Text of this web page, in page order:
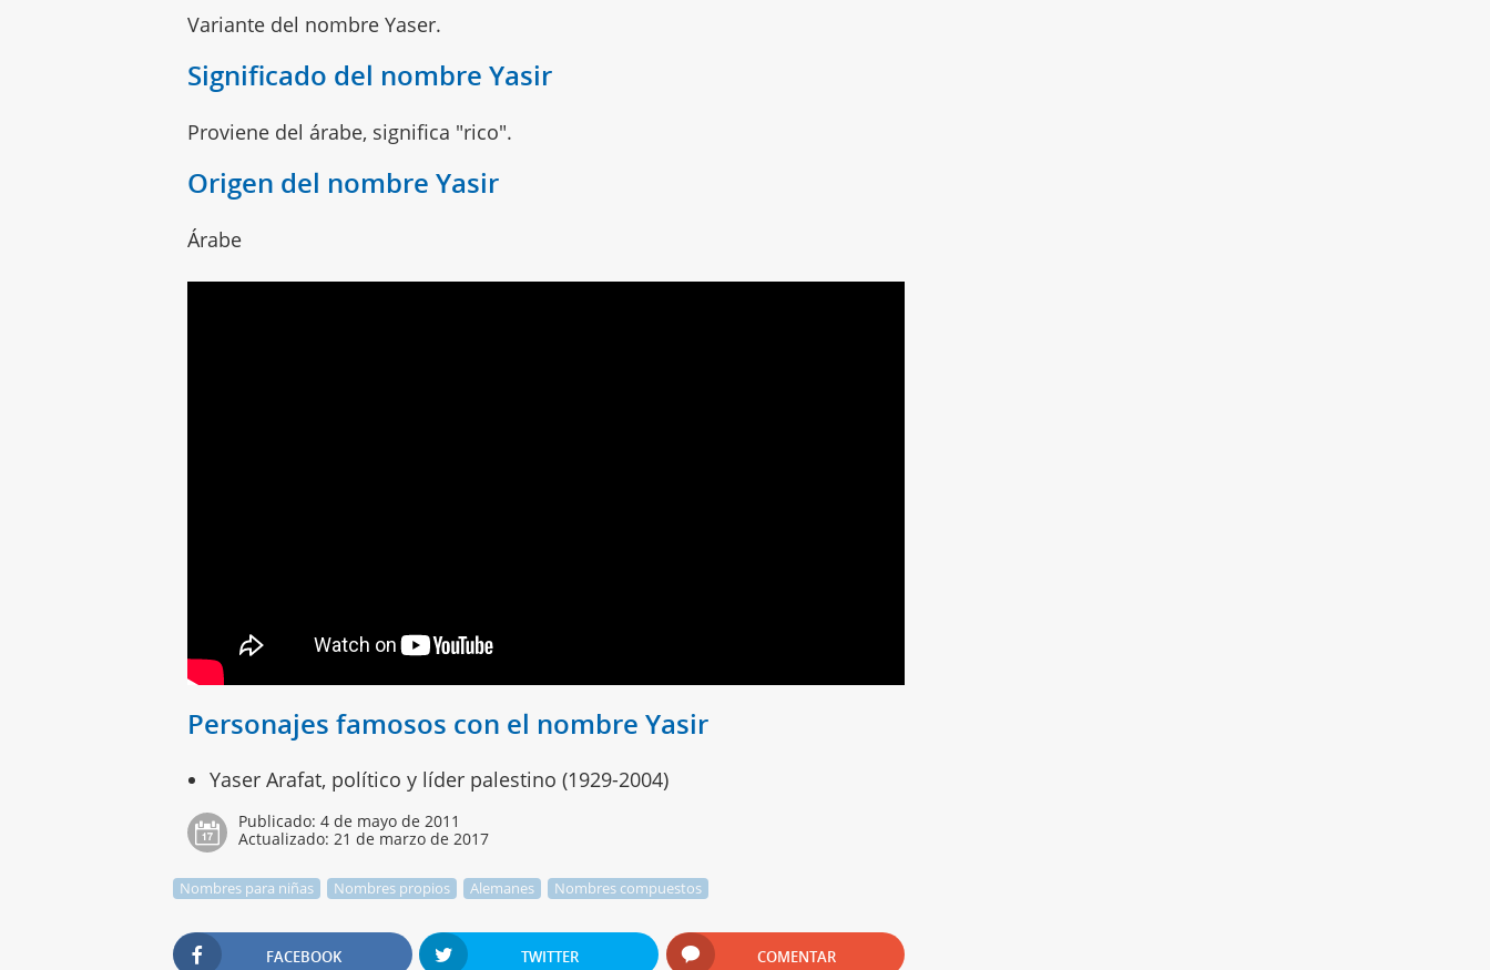
Variante del nombre Yaser.
Significado del nombre Yasir
Proviene del árabe, significa "rico".
Origen del nombre Yasir
Árabe
Personajes famosos con el nombre Yasir
Yaser Arafat, político y líder palestino (1929-2004)
Publicado:4 de mayo de 2011
Actualizado: 21 de marzo de 2017
Nombres para niñas Nombres propios Alemanes Nombres compuestos
FACEBOOK TWITTER COMENTAR